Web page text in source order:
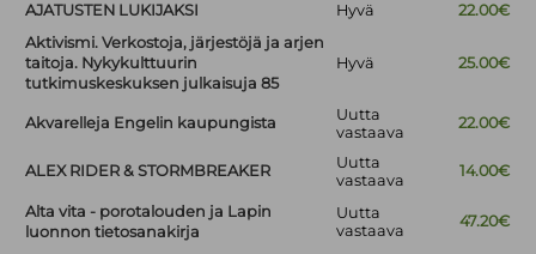
AJATUSTEN LUKIJAKSI
Hyvä
22.00€
Aktivismi. Verkostoja, järjestöjä ja arjen
taitoja. Nykykulttuurin
tutkimuskeskuksen julkaisuja 85
Hyvä 25.00€
Akvarelleja Engelin kaupungista
Uutta
vastaava
22.00€
ALEX RIDER & STORMBREAKER
Uutta
vastaava
14.00€
Alta vita - porotalouden ja Lapin
luonnon tietosanakirja
Uutta
vastaava
47.20€